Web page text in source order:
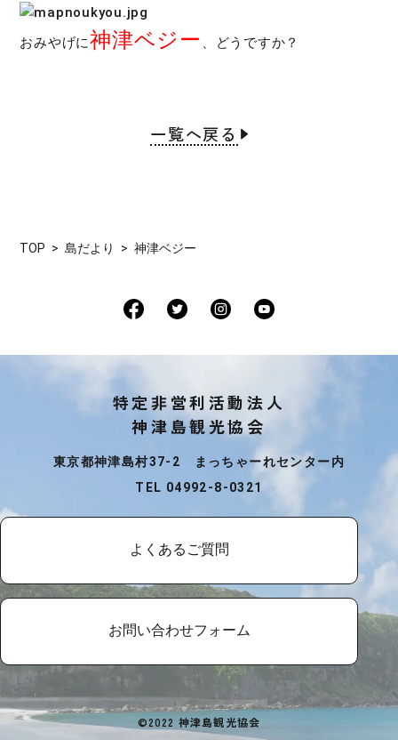
おみやげに神津ベジー 、どうですか？
一覧へ戻る
TOP 島だより 神津ベジー
特定非営利活動法人
神津島観光協会
東京都神津島村37-2 まっちゃーれセンター内
TEL 04992-8-0321
よくあるご質問
お問い合わせフォーム
©2022 神津島観光協会